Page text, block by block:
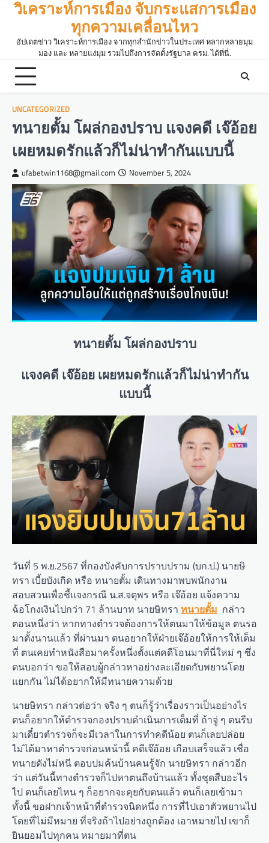
Skip
content
วิเคราะห์การเมือง จับกระแสการเมือง
ทุกความเคลื่อนไหว
อัปเดตข่าว วิเคราะห์การเมือง จากทุกสำนักข่าวในประเทศ หลากหลายมุม
มอง และ หลายแง่มุม รวมไปถึงการจัดตั้งรัฐบาล ครม. ได้ที่นี่.
UNCATEGORIZED
ทนายตั้ม โผล่กองปราบ แจงคดี เจ๊อ้อย
เผยหมดรักแล้วก็ไม่น่าทำกันแบบนี้
ufabetwin1168@gmail.com November 5, 2024
ทนายตั้มโผล่กองปราบ
แจงคดี เจ๊อ้อย เผยหมดรักแล้วก็ไม่น่าทำกัน
แบบนี้
วันที่ 5 พ.ย.2567 ที่กองบังคับการปราบปราม (บก.ป.) นายษิ
ทรา เบี้ยบังเกิด หรือ ทนายตั้ม เดินทางมาพบพนักงาน
สอบสวนเพื่อชี้แจงกรณี น.ส.จตุพร หรือ เจ๊อ้อย แจ้งความ
ฉ้อโกงเงินไปกว่า 71 ล้านบาท นายษิทรา ทนายตั้ม กล่าว
ตอนหนึ่งว่า หากทางตำรวจต้องการให้ตนมาให้ข้อมูล ตนรอ
มาตั้งนานแล้ว ที่ผ่านมา ตนอยากให้ฝ่ายเจ๊อ้อยให้การให้เต็ม
ที่ ตนเคยทำหนังสือมาครั้งหนึ่งตั้งแต่คดีโอนมาที่นี่ใหม่ ๆ ซึ่ง
ตนบอกว่า ขอให้สอบผู้กล่าวหาอย่างละเอียดกับพยานโดย
แยกกัน ไม่ได้อยากให้มีทนายความด้วย
นายษิทรา กล่าวต่อว่า จริง ๆ ตนก็รู้ว่าเรื่องราวเป็นอย่างไร
ตนก็อยากให้ตำรวจกองปราบดำเนินการเต็มที่ ถ้าจู่ ๆ ตนรีบ
มาเดี๋ยวตำรวจก็จะมีเวลาในการทำคดีน้อย ตนก็เลยปล่อย
ไม่ได้มาหาตำรวจก่อนหน้านี้ คดีเจ๊อ้อย เกือบเสร็จแล้ว เชื่อ
ทนายดังไม่หนี ตอบปมค้นบ้านคนรู้จัก นายษิทรา กล่าวอีก
ว่า แต่วันนี้ทางตำรวจก็ไปหาตนถึงบ้านแล้ว ทั้งชุดสืบอะไร
ไป ตนก็เลยไหน ๆ ก็อยากจะคุยกับตนแล้ว ตนก็เลยเข้ามา
ทั้งนี้ ขอฝากเจ้าหน้าที่ตำรวจนิดหนึ่ง การที่ไปเอาตัวพยานไป
โดยที่ไม่มีหมาย ที่จริงถ้าไปอย่างถูกต้อง เอาหมายไป เขาก็
ยินยอมไปทุกคน หมายมาที่ตน